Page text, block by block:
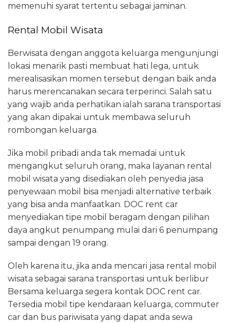
memenuhi syarat tertentu sebagai jaminan.
Rental Mobil Wisata
Berwisata dengan anggota keluarga mengunjungi
lokasi menarik pasti membuat hati lega, untuk
merealisasikan momen tersebut dengan baik anda
harus merencanakan secara terperinci. Salah satu
yang wajib anda perhatikan ialah sarana transportasi
yang akan dipakai untuk membawa seluruh
rombongan keluarga.
Jika mobil pribadi anda tak memadai untuk
mengangkut seluruh orang, maka layanan rental
mobil wisata yang disediakan oleh penyedia jasa
penyewaan mobil bisa menjadi alternative terbaik
yang bisa anda manfaatkan. DOC rent car
menyediakan tipe mobil beragam dengan pilihan
daya angkut penumpang mulai dari 6 penumpang
sampai dengan 19 orang.
Oleh karena itu, jika anda mencari jasa rental mobil
wisata sebagai sarana transportasi untuk berlibur
Bersama keluarga segera kontak DOC rent car.
Tersedia mobil tipe kendaraan keluarga, commuter
car dan bus pariwisata yang dapat anda sewa